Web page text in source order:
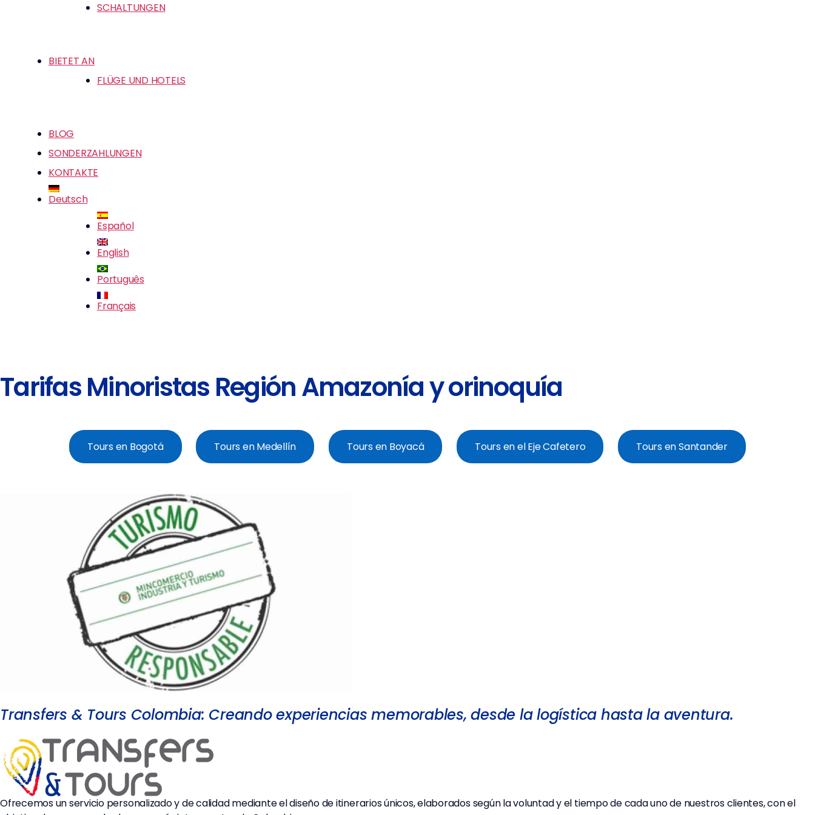
SCHALTUNGEN
BIETET AN
FLÜGE UND HOTELS
BLOG
SONDERZAHLUNGEN
KONTAKTE
Deutsch
Español
English
Português
Français
Tarifas Minoristas Región Amazonía y orinoquía
Tours en Bogotá Tours en Medellín Tours en Boyacá Tours en el Eje Cafetero Tours en Santander
Transfers & Tours Colombia: Creando experiencias memorables, desde la logística hasta la aventura.
Ofrecemos un servicio personalizado y de calidad mediante el diseño de itinerarios únicos, elaborados según la voluntad y el tiempo de cada uno de nuestros clientes, con el